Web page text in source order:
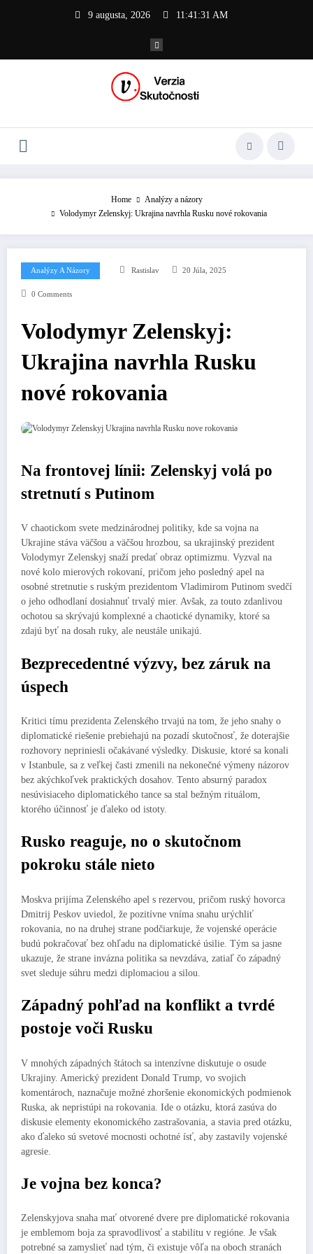
9 augusta, 2026 11:41:32 AM
Home
Analýzy a názory
Volodymyr Zelenskyj: Ukrajina navrhla Rusku nové rokovania
Analýzy A Názory Rastislav 20 Júla, 2025
0 Comments
Volodymyr Zelenskyj:
Ukrajina navrhla Rusku
nové rokovania
Na frontovej línii: Zelenskyj volá po
stretnutí s Putinom
V chaotickom svete medzinárodnej politiky, kde sa vojna na
Ukrajine stáva väčšou a väčšou hrozbou, sa ukrajinský prezident
Volodymyr Zelenskyj snaží predať obraz optimizmu. Vyzval na
nové kolo mierových rokovaní, pričom jeho posledný apel na
osobné stretnutie s ruským prezidentom Vladimirom Putinom svedčí
o jeho odhodlaní dosiahnuť trvalý mier. Avšak, za touto zdanlivou
ochotou sa skrývajú komplexné a chaotické dynamiky, ktoré sa
zdajú byť na dosah ruky, ale neustále unikajú.
Bezprecedentné výzvy, bez záruk na
úspech
Kritici tímu prezidenta Zelenského trvajú na tom, že jeho snahy o
diplomatické riešenie prebiehajú na pozadí skutočnosť, že doterajšie
rozhovory nepriniesli očakávané výsledky. Diskusie, ktoré sa konali
v Istanbule, sa z veľkej časti zmenili na nekonečné výmeny názorov
bez akýchkoľvek praktických dosahov. Tento absurný paradox
nesúvisiaceho diplomatického tance sa stal bežným rituálom,
ktorého účinnosť je ďaleko od istoty.
Rusko reaguje, no o skutočnom
pokroku stále nieto
Moskva prijíma Zelenského apel s rezervou, pričom ruský hovorca
Dmitrij Peskov uviedol, že pozitívne vníma snahu urýchliť
rokovania, no na druhej strane podčiarkuje, že vojenské operácie
budú pokračovať bez ohľadu na diplomatické úsilie. Tým sa jasne
ukazuje, že strane invázna politika sa nevzdáva, zatiaľ čo západný
svet sleduje súhru medzi diplomaciou a silou.
Západný pohľad na konflikt a tvrdé
postoje voči Rusku
V mnohých západných štátoch sa intenzívne diskutuje o osude
Ukrajiny. Americký prezident Donald Trump, vo svojich
komentároch, naznačuje možné zhoršenie ekonomických podmienok
Ruska, ak nepristúpi na rokovania. Ide o otázku, ktorá zasúva do
diskusie elementy ekonomického zastrašovania, a stavia pred otázku,
ako ďaleko sú svetové mocnosti ochotné ísť, aby zastavily vojenské
agresie.
Je vojna bez konca?
Zelenskyjova snaha mať otvorené dvere pre diplomatické rokovania
je emblemom boja za spravodlivosť a stabilitu v regióne. Je však
potrebné sa zamyslieť nad tým, či existuje vôľa na oboch stranách